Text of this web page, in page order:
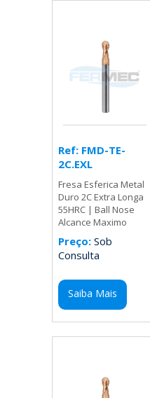
Ref: FMD-TE-
2C.EXL
Fresa Esferica Metal
Duro 2C Extra Longa
55HRC | Ball Nose
Alcance Maximo
Preço: Sob
Consulta
Saiba Mais